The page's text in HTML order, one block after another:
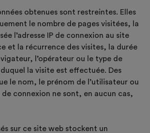
obtenues sont restreintes. Elles
le nombre de pages visitées, la
l’adresse IP de connexion au site
et la récurrence des visites, la durée
l’opérateur ou le type de
la visite est effectuée. Des
le nom, le prénom de l’utilisateur ou
de connexion ne sont, en aucun cas,
sur ce site web stockent un